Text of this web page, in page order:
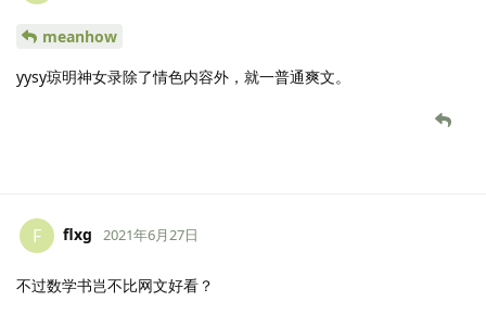
meanhow
yysy琼明神女录除了情色内容外，就一普通爽文。
F flxg 2021年6月27日
不过数学书岂不比网文好看？